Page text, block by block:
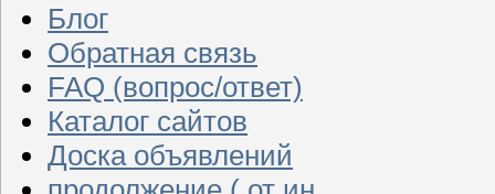
Блог
Обратная связь
FAQ (вопрос/ответ)
Каталог сайтов
Доска объявлений